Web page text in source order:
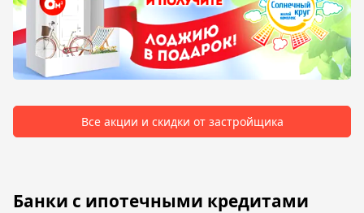
Все акции и скидки от застройщика
Банки с ипотечными кредитами